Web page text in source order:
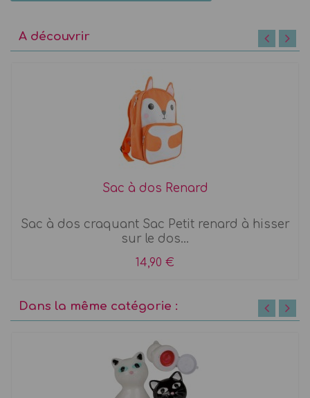
A découvrir
Sac à dos Renard
Sac à dos craquant Sac Petit renard à hisser
sur le dos...
14,90 €
Dans la même catégorie :